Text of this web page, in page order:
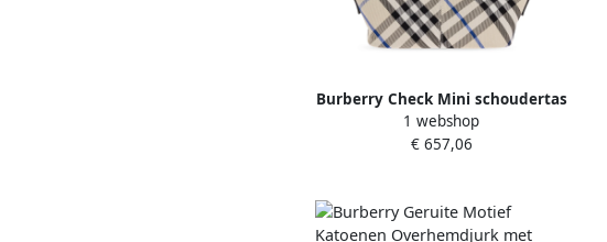
Burberry Check Mini schoudertas
Beige Dames
1 webshop
€ 657,06